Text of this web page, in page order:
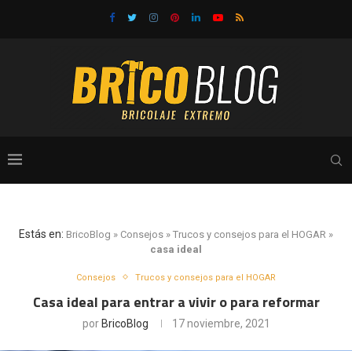
Estás en: BricoBlog » Consejos » Trucos y consejos para el HOGAR »
casa ideal
Consejos Trucos y consejos para el HOGAR
Casa ideal para entrar a vivir o para reformar
porBricoBlog 17 noviembre, 2021